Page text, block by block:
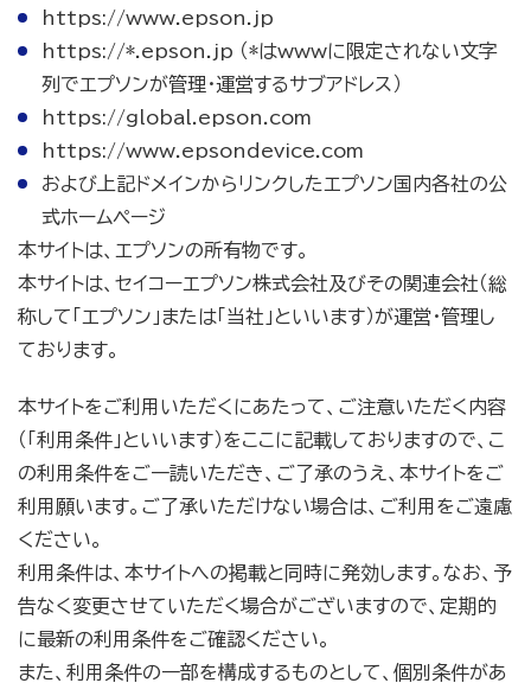
https://www.epson.jp
https://*.epson.jp （*はwwwに限定されない文字
列でエプソンが管理・運営するサブアドレス）
https://global.epson.com
https://www.epsondevice.com
および上記ドメインからリンクしたエプソン国内各社の公
式ホームページ
本サイトは、エプソンの所有物です。
本サイトは、セイコーエプソン株式会社及びその関連会社（総
称して「エプソン」または「当社」といいます）が運営・管理し
ております。
本サイトをご利用いただくにあたって、ご注意いただく内容
（「利用条件」といいます）をここに記載しておりますので、こ
の利用条件をご一読いただき、ご了承のうえ、本サイトをご
利用願います。ご了承いただけない場合は、ご利用をご遠慮
ください。
利用条件は、本サイトへの掲載と同時に発効します。なお、予
告なく変更させていただく場合がございますので、定期的
に最新の利用条件をご確認ください。
また、利用条件の一部を構成するものとして、個別条件があ